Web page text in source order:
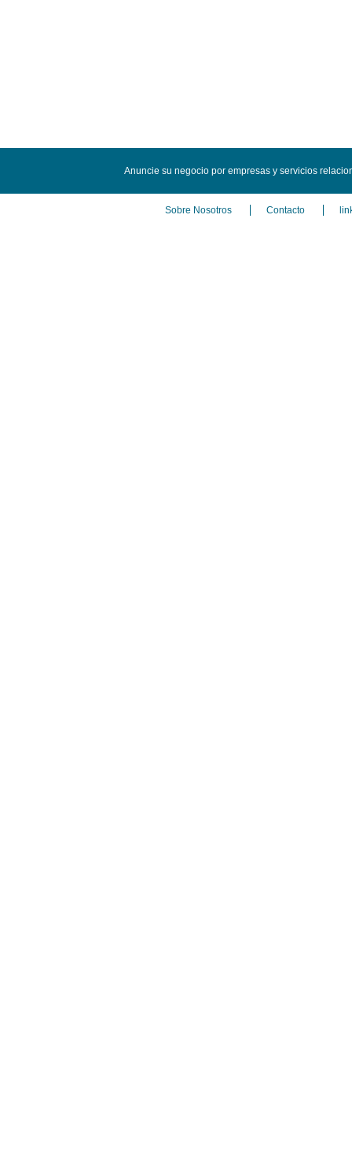
Anuncie su negocio por empresas y servicios
Sobre Nosotros Contacto